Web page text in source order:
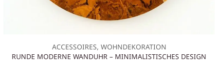
ACCESSOIRES, WOHNDEKORATION
RUNDE MODERNE WANDUHR – MINIMALISTISCHES DESIGN